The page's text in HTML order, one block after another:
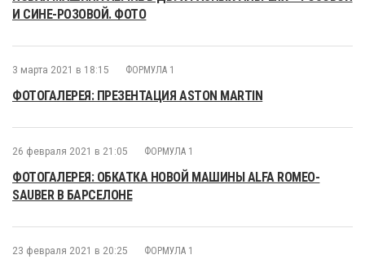
И СИНЕ-РОЗОВОЙ. ФОТО
3 марта 2021 в 18:15 ФОРМУЛА 1
ФОТОГАЛЕРЕЯ: ПРЕЗЕНТАЦИЯ ASTON MARTIN
26 февраля 2021 в 21:05 ФОРМУЛА 1
ФОТОГАЛЕРЕЯ: ОБКАТКА НОВОЙ МАШИНЫ ALFA ROMEO-
SAUBER В БАРСЕЛОНЕ
23 февраля 2021 в 20:25 ФОРМУЛА 1